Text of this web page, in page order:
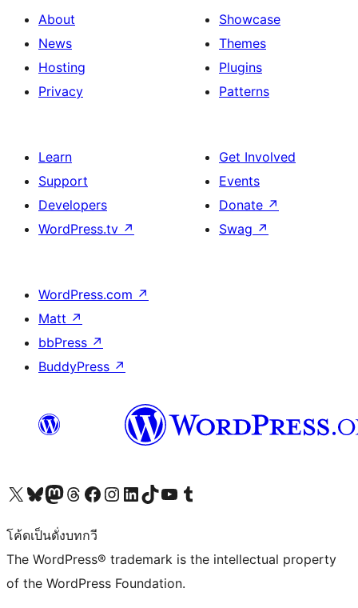
About
News
Hosting
Privacy
Showcase
Themes
Plugins
Patterns
Learn
Support
Developers
WordPress.tv ↗
Get Involved
Events
Donate ↗
Swag ↗
WordPress.com ↗
Matt ↗
bbPress ↗
BuddyPress ↗
Visit our X (formerly Twitter) account
Visit our Bluesky account
Visit our Mastodon account
Visit our Threads account
Visit our Facebook page
Visit our Instagram account
Visit our LinkedIn account
Visit our TikTok account
Visit our YouTube channel
Visit our Tumblr account
โค้ดเป็นดั่งบทกวี
The WordPress® trademark is the intellectual property
of the WordPress Foundation.